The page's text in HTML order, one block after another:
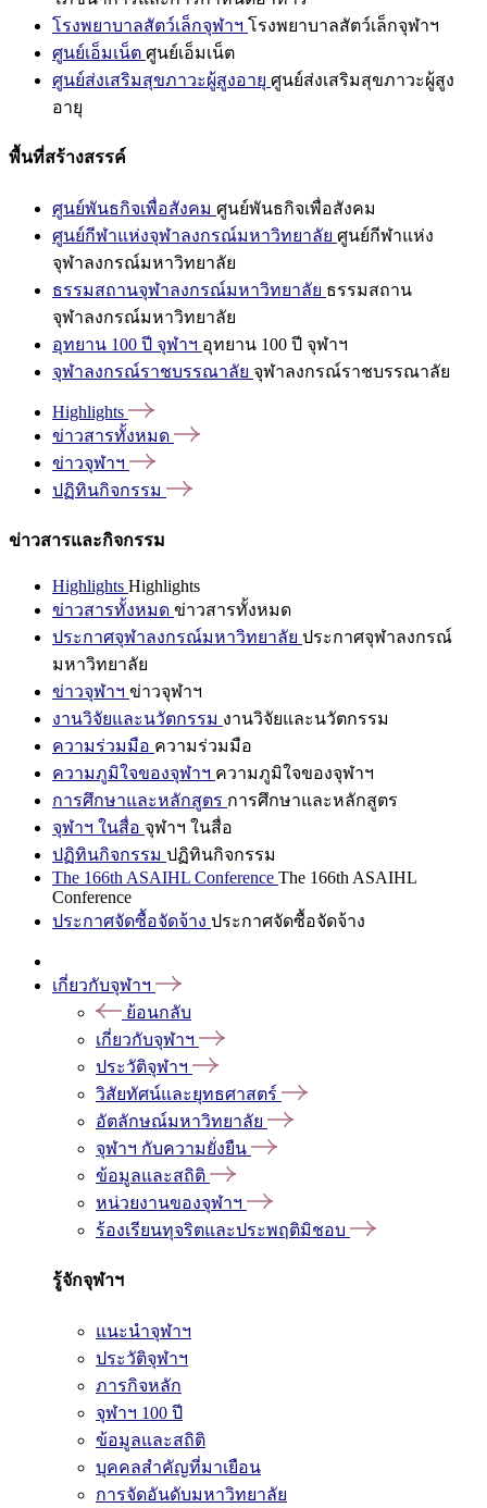
โรงพยาบาลสัตว์เล็กจุฬาฯ โรงพยาบาลสัตว์เล็กจุฬาฯ
ศูนย์เอ็มเน็ต ศูนย์เอ็มเน็ต
ศูนย์ส่งเสริมสุขภาวะผู้สูงอายุ ศูนย์ส่งเสริมสุขภาวะผู้สูง
อายุ
พื้นที่สร้างสรรค์
ศูนย์พันธกิจเพื่อสังคม ศูนย์พันธกิจเพื่อสังคม
ศูนย์กีฬาแห่งจุฬาลงกรณ์มหาวิทยาลัย ศูนย์กีฬาแห่ง
จุฬาลงกรณ์มหาวิทยาลัย
ธรรมสถานจุฬาลงกรณ์มหาวิทยาลัย ธรรมสถาน
จุฬาลงกรณ์มหาวิทยาลัย
อุทยาน 100 ปี จุฬาฯ อุทยาน 100 ปี จุฬาฯ
จุฬาลงกรณ์ราชบรรณาลัย จุฬาลงกรณ์ราชบรรณาลัย
Highlights
ข่าวสารทั้งหมด
ข่าวจุฬาฯ
ปฏิทินกิจกรรม
ข่าวสารและกิจกรรม
Highlights Highlights
ข่าวสารทั้งหมด ข่าวสารทั้งหมด
ประกาศจุฬาลงกรณ์มหาวิทยาลัย ประกาศจุฬาลงกรณ์
มหาวิทยาลัย
ข่าวจุฬาฯ ข่าวจุฬาฯ
งานวิจัยและนวัตกรรม งานวิจัยและนวัตกรรม
ความร่วมมือ ความร่วมมือ
ความภูมิใจของจุฬาฯ ความภูมิใจของจุฬาฯ
การศึกษาและหลักสูตร การศึกษาและหลักสูตร
จุฬาฯ ในสื่อ จุฬาฯ ในสื่อ
ปฏิทินกิจกรรม ปฏิทินกิจกรรม
The 166th ASAIHL Conference The 166th ASAIHL
Conference
ประกาศจัดซื้อจัดจ้าง ประกาศจัดซื้อจัดจ้าง
เกี่ยวกับจุฬาฯ
ย้อนกลับ
เกี่ยวกับจุฬาฯ
ประวัติจุฬาฯ
วิสัยทัศน์และยุทธศาสตร์
อัตลักษณ์มหาวิทยาลัย
จุฬาฯ กับความยั่งยืน
ข้อมูลและสถิติ
หน่วยงานของจุฬาฯ
ร้องเรียนทุจริตและประพฤติมิชอบ
รู้จักจุฬาฯ
แนะนำจุฬาฯ
ประวัติจุฬาฯ
ภารกิจหลัก
จุฬาฯ 100 ปี
ข้อมูลและสถิติ
บุคคลสำคัญที่มาเยือน
การจัดอันดับมหาวิทยาลัย